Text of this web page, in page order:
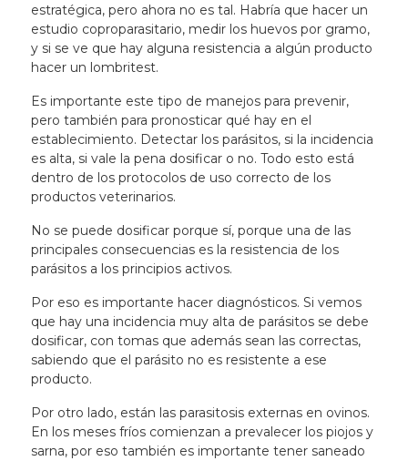
estratégica, pero ahora no es tal. Habría que hacer un
estudio coproparasitario, medir los huevos por gramo,
y si se ve que hay alguna resistencia a algún producto
hacer un lombritest.
Es importante este tipo de manejos para prevenir,
pero también para pronosticar qué hay en el
establecimiento. Detectar los parásitos, si la incidencia
es alta, si vale la pena dosificar o no. Todo esto está
dentro de los protocolos de uso correcto de los
productos veterinarios.
No se puede dosificar porque sí, porque una de las
principales consecuencias es la resistencia de los
parásitos a los principios activos.
Por eso es importante hacer diagnósticos. Si vemos
que hay una incidencia muy alta de parásitos se debe
dosificar, con tomas que además sean las correctas,
sabiendo que el parásito no es resistente a ese
producto.
Por otro lado, están las parasitosis externas en ovinos.
En los meses fríos comienzan a prevalecer los piojos y
sarna, por eso también es importante tener saneado